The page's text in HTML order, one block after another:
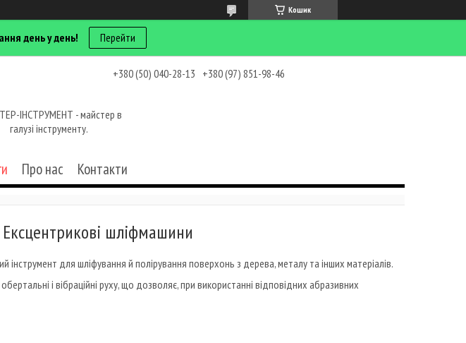
Кошик
день у день! Перейти
+380 (50) 040-28-13 +380 (97) 851-98-46
ІНСТРУМЕНТ - майстер в
галузі інструменту.
Про нас Контакти
Ексцентрикові шліфмашини
для шліфування й полірування поверхонь з дерева, металу та інших матеріалів.
і вібраційні руху, що дозволяє, при використанні відповідних абразивних